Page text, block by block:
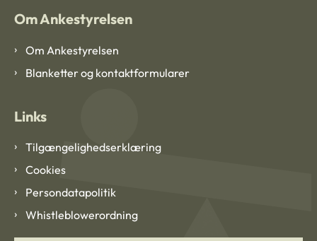
Om Ankestyrelsen
Om Ankestyrelsen
Blanketter og kontaktformularer
Links
Tilgængelighedserklæring
Cookies
Persondatapolitik
Whistleblowerordning